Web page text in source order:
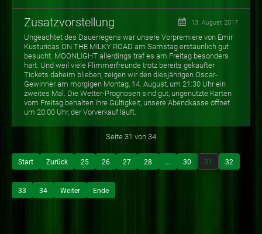
Zusatzvorstellung 13. August 2017
Ungeachtet des Dauerregens war unsere Vorpremiere von Emir
Kusturicas ON THE MILKY ROAD am Samstag erstaunlich gut
besucht. MOONLIGHT allerdings traf es am Freitag besonders
hart. Und weil viele Flimmerfreunde trotz bereits gekaufter
Tickets daheim blieben, zeigen wir den diesjährigen Oscar-
Gewinner am morgigen Montag, 14. August, um 21:30 Uhr ein
zweites Mal. Die Wetter-Prognosen sind gut, ungenutzte Karten
vom Freitag behalten ihre Gültigkeit, unsere Abendkasse öffnet
um 20:00 Uhr, der Vorverkauf läuft.
Seite 31 von 34
Start Zurück 25 26 27 28 ... 30 31 32
33 34 Weiter Ende